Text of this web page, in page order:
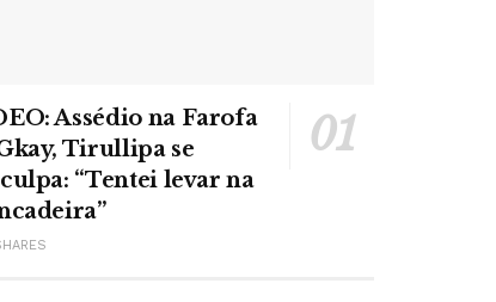
Assédio na Farofa
Tirullipa se
“Tentei levar na